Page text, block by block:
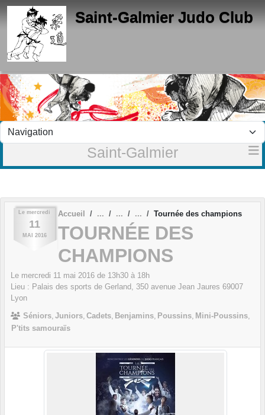
Saint-Galmier Judo Club
Saint-Galmier
Le mercredi
11
MAI 2016
Accueil Tournée des champions
TOURNÉE DES
CHAMPIONS
Le mercredi 11 mai 2016 de 13h30 à 18h
Lieu : Palais des sports de Gerland, 350 avenue Jean Jaures 69007
Lyon
Séniors Juniors Cadets Benjamins Poussins Mini-Poussins
P'tits samouraïs
Panneau de gestion des cookies